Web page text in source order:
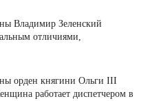
Владимир Зеленский
отличиями,
орден княгини Ольги III
работает диспетчером в